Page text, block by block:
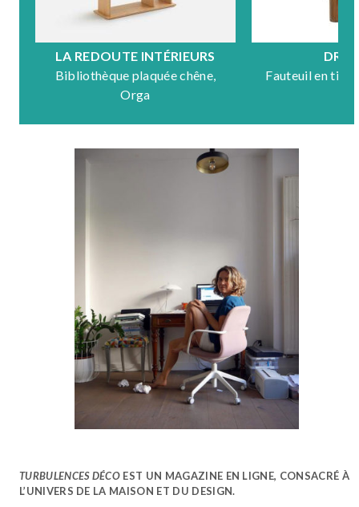
LA REDOUTE INTÉRIEURS
Bibliothèque plaquée chêne,
Orga
Fauteuil en
TURBULENCES DÉCO EST UN MAGAZINE EN LIGNE, CONSACRÉ À
L’UNIVERS DE LA MAISON ET DU DESIGN.